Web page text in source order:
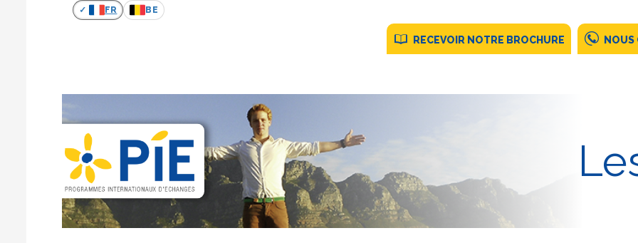
FR BE
RECEVOIR NOTRE BROCHURE NOUS